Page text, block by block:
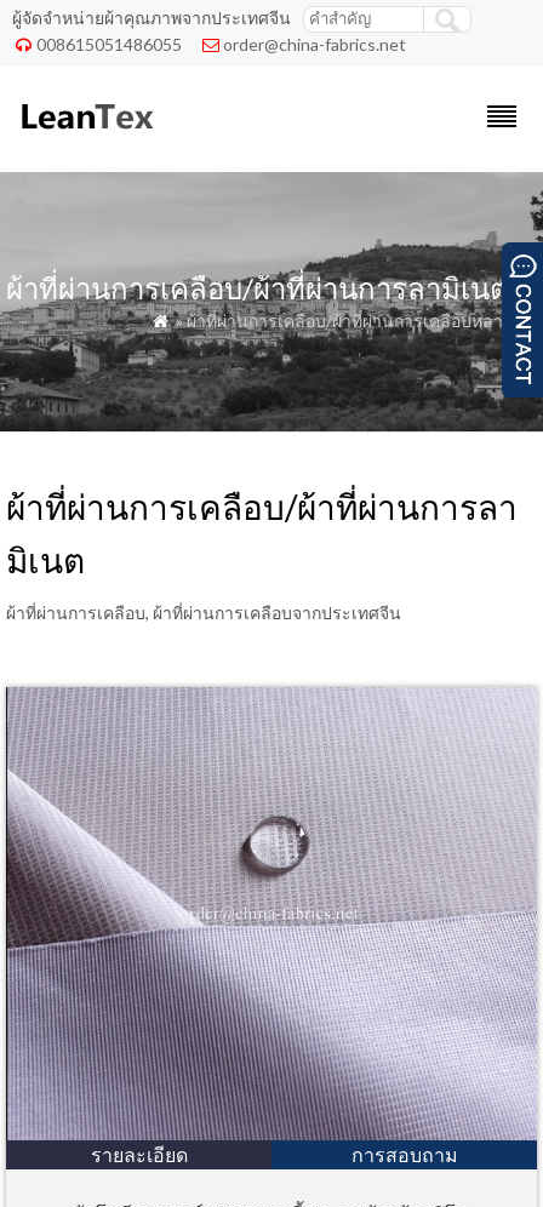
ผู้จัดจำหน่ายผ้าคุณภาพจากประเทศจีน
 008615051486055  order@china-fabrics.net
ผ้าที่ผ่านการเคลือบ/ผ้าที่ผ่านการลามิเนต
 » ผ้าที่ผ่านการเคลือบ/ผ้าที่ผ่านการเคลือบหลายชั้น
ผ้าที่ผ่านการเคลือบ/ผ้าที่ผ่านการลา
มิเนต
ผ้าที่ผ่านการเคลือบ, ผ้าที่ผ่านการเคลือบจากประเทศจีน
รายละเอียด การสอบถาม